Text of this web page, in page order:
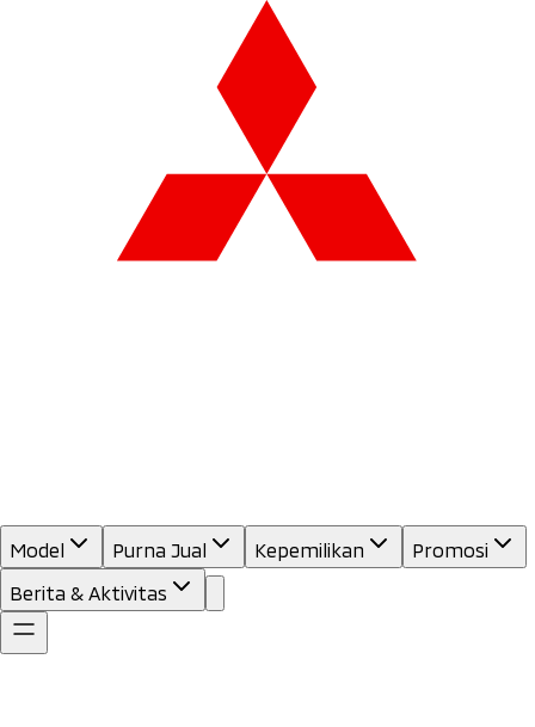
Model Purna Jual Kepemilikan
Promosi
Berita & Aktivitas